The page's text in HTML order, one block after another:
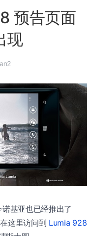
预告页面
现
诺基亚也已经推出了
这里访问到 Lumia 928